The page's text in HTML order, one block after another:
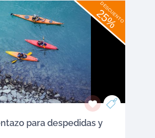
DESCUENTO
25%
para despedidas y